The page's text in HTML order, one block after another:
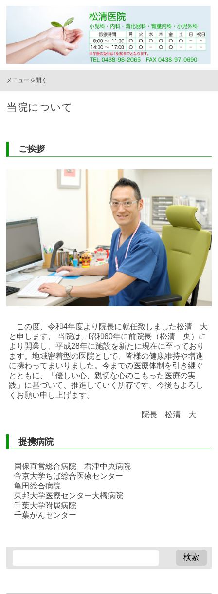
当院について
ご挨拶
この度、令和4年度より院長に就任致しました松清 大
と申します。 当院は、昭和60年に前院長（松清 央）に
より開業し、平成28年に施設を新たに現在に至っており
ます。地域密着型の医院として、皆様の健康維持や増進
に携わってまいりました。今までの医療体制を引き継ぐ
とともに、「優しい心、親切な心のこもった医療の実
践」に基づいて、推進していく所存です。今後もよろし
くお願い申し上げます。
院長 松清 大
提携病院
国保直営総合病院 君津中央病院
帝京大学ちば総合医療センター
亀田総合病院
東邦大学医療センター大橋病院
千葉大学附属病院
千葉がんセンター